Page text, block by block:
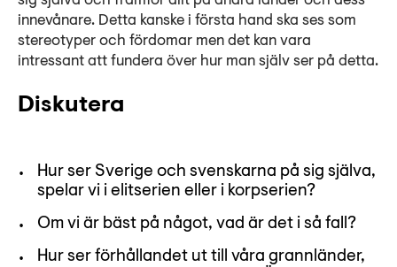
innevånare. Detta kanske i första hand ska ses som
stereotyper och fördomar men det kan vara
intressant att fundera över hur man själv ser på detta.
Diskutera
Hur ser Sverige och svenskarna på sig själva,
spelar vi i elitserien eller i korpserien?
Om vi är bäst på något, vad är det i så fall?
Hur ser förhållandet ut till våra grannländer,